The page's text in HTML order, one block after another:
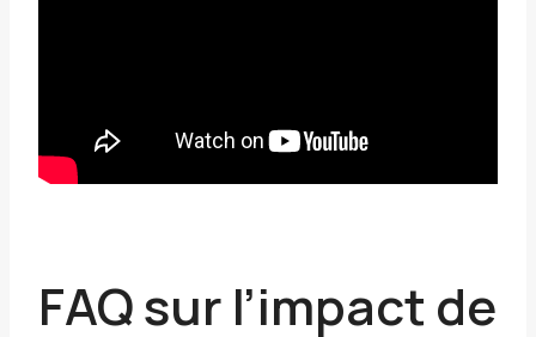
FAQ sur l’impact de